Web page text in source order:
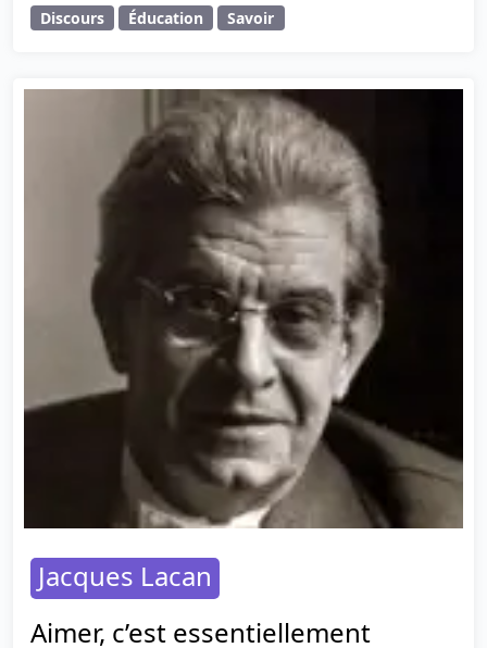
Discours Éducation Savoir
Jacques Lacan
Aimer, c’est essentiellement